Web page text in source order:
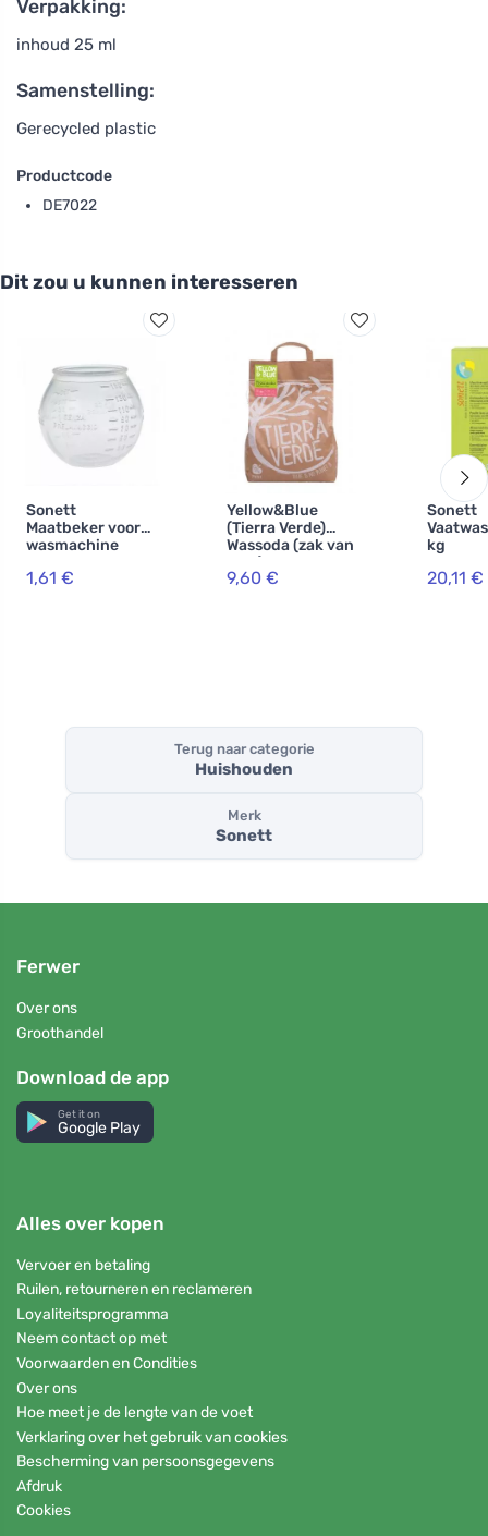
Verpakking:
inhoud 25 ml
Samenstelling:
Gerecycled plastic
Productcode
DE7022
Dit zou u kunnen interesseren
Sonett
Maatbeker voor
wasmachine
1,61 €
Yellow&Blue
(Tierra Verde)
Wassoda (zak van
5 kg) - voor het
maken van
9,60 €
Sonett
kg
20,11 €
Terug naar categorie
Huishouden
Merk
Sonett
Ferwer
Over ons
Groothandel
Download de app
Get it on
Google Play
Alles over kopen
Vervoer en betaling
Ruilen, retourneren en reclameren
Loyaliteitsprogramma
Neem contact op met
Voorwaarden en Condities
Over ons
Hoe meet je de lengte van de voet
Verklaring over het gebruik van cookies
Bescherming van persoonsgegevens
Afdruk
Cookies